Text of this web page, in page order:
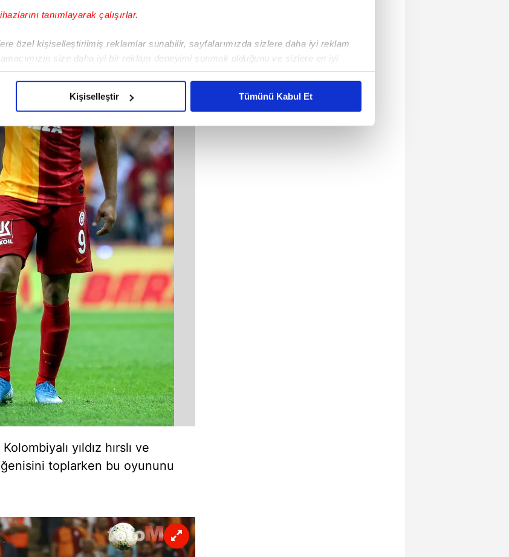
tanımlayarak çalışırlar.
özel kişiselleştirilmiş reklamlar sunabilir, sayfalarımızda sizlere daha iyi reklam
size daha iyi bir reklam deneyimi sunmak olduğunu ve sizlere en iyi
çabayı gösterdiğimizi ve bu noktada, reklamların maliyetlerimizi karşılamak
İnternet Sitemizde kendimize ve üçüncü kişilere ait çerezler kullanılmaktadır. Bu
işlenmekte olup gerekli olan çerezler bilgi toplumu hizmetlerinin sunulması
sitemizin daha işlevsel kılınması ve kişiselleştirilmesi ve sizlere yönelik
amaçlarıyla sınırlı olarak açık rızanız dahilinde kullanılacaktır.
alan panel vasıtasıyla belirleyebilirsiniz. Çerezlere ilişkin detaylı bilgi için Ayarlar
Metnimizi ziyaret edebilirsiniz.
Kanunu uyarınca hazırlanmış Aydınlatma Metnimizi okumak ve sitemizde ilgili
ilgili bilgi almak için lütfentıklayınız
Kişiselleştir Tümünü Kabul Et
yıldız hırslı ve
toplarken bu oyununu